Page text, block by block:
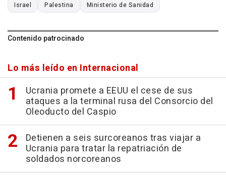
Israel Palestina Ministerio de Sanidad
Contenido patrocinado
Lo más leído en Internacional
Ucrania promete a EEUU el cese de sus
ataques a la terminal rusa del Consorcio del
Oleoducto del Caspio
Detienen a seis surcoreanos tras viajar a
Ucrania para tratar la repatriación de
soldados norcoreanos